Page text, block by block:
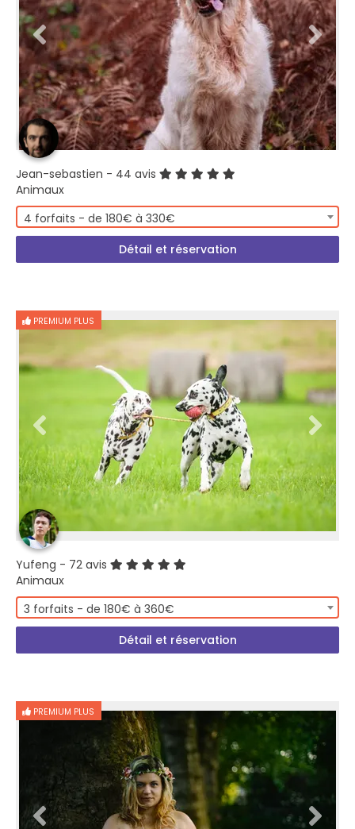
Jean-sebastien - 44 avis
Animaux
4 forfaits - de 180€ à 330€
Détail et réservation
PREMIUM PLUS
Yufeng - 72 avis
Animaux
3 forfaits - de 180€ à 360€
Détail et réservation
PREMIUM PLUS